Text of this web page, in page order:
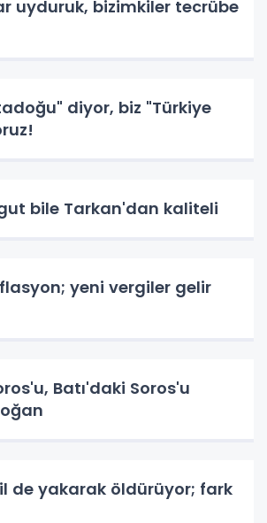
uyduruk, bizimkiler tecrübe
diyor, biz "Türkiye
bile Tarkan'dan kaliteli
yeni vergiler gelir
Batı'daki Soros'u
de yakarak öldürüyor; fark